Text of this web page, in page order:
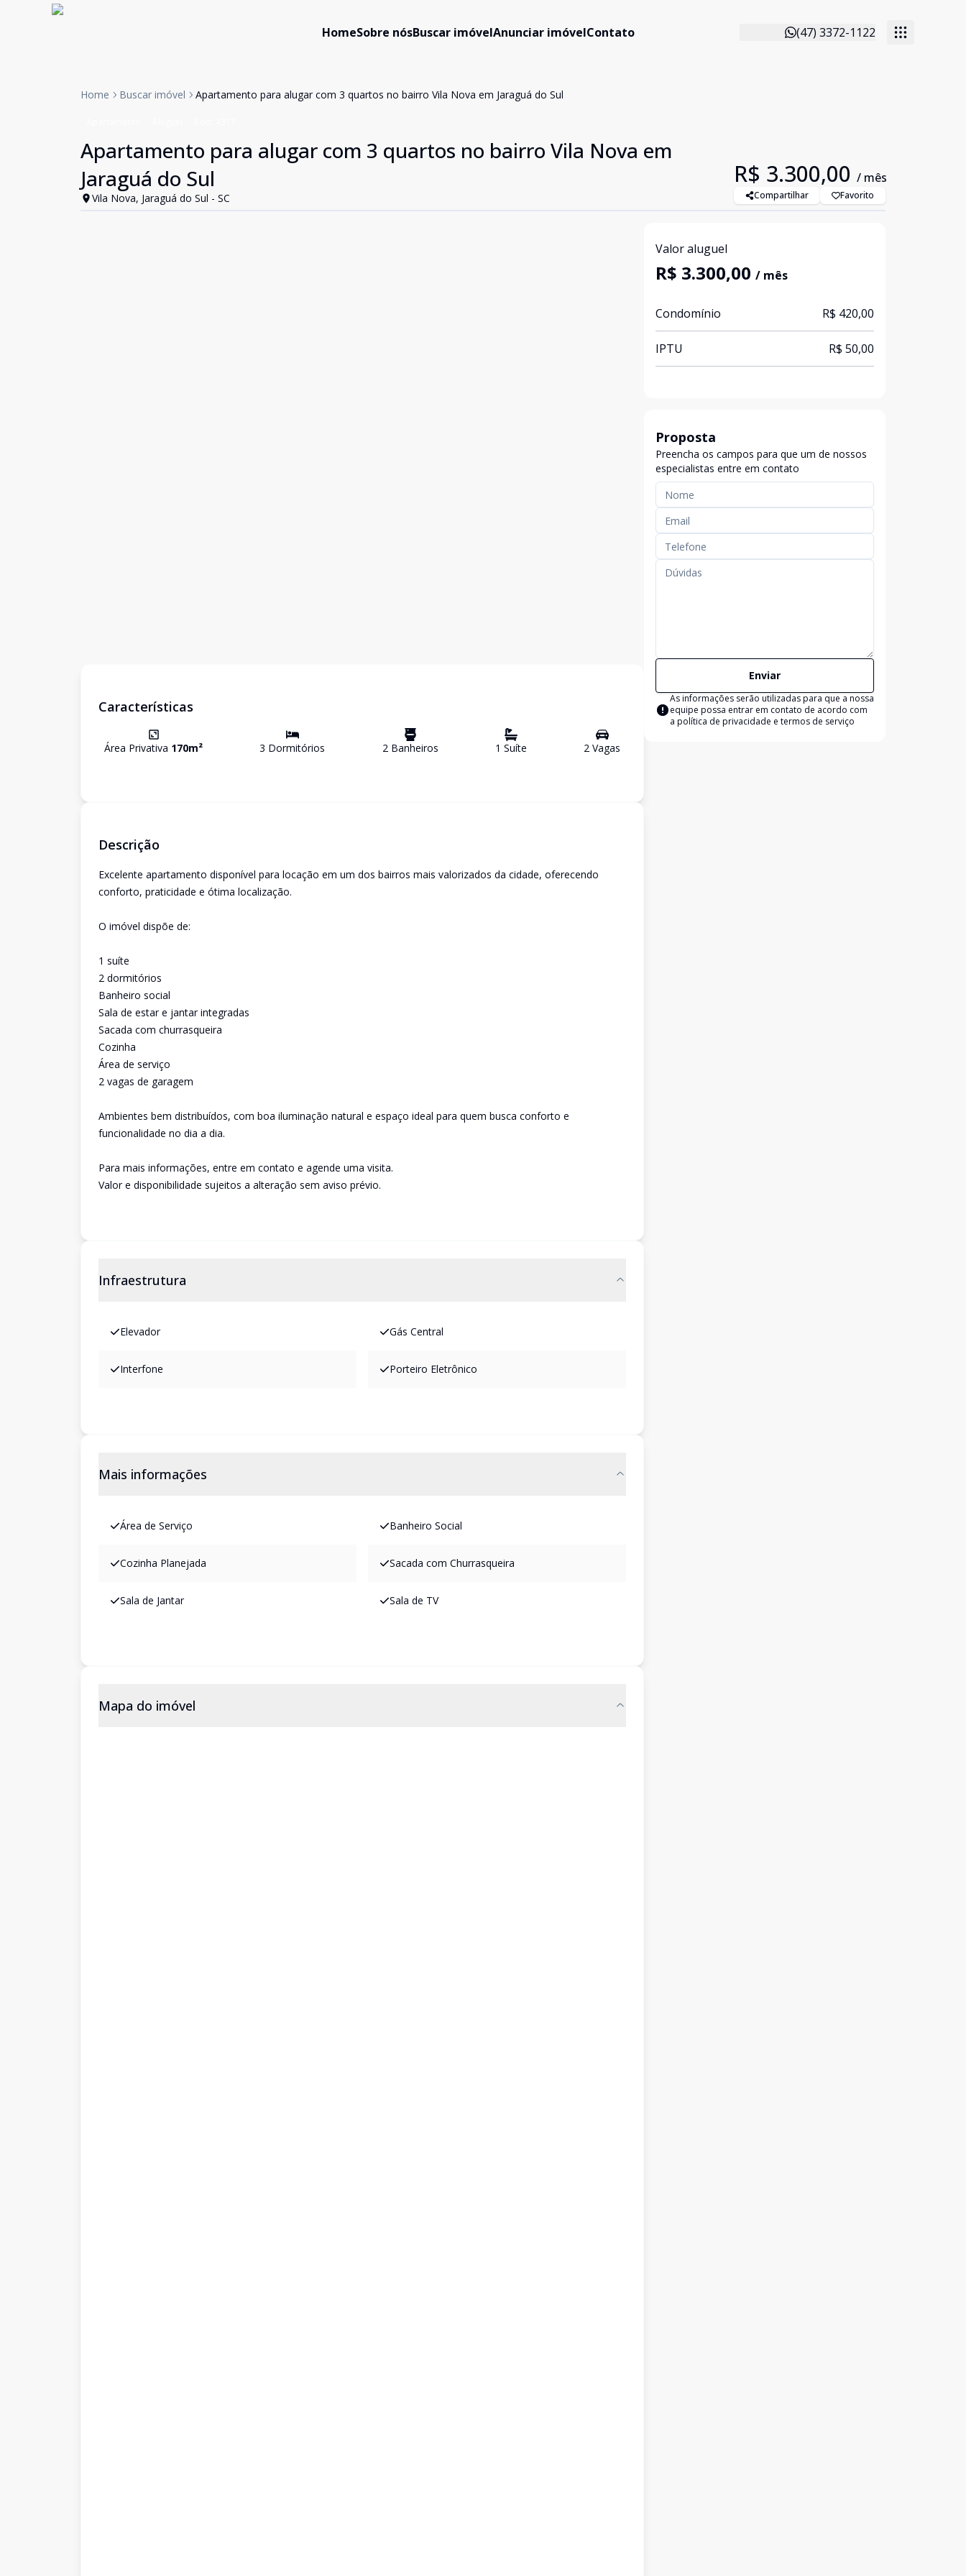
HomeSobre nósBuscar imóvelAnunciar imóvelContato (47) 3372-1122
Home Buscar imóvel Apartamento para alugar com 3 quartos no bairro Vila Nova em Jaraguá do Sul
Apartamento para alugar com 3 quartos no bairro Vila Nova em
Jaraguá do Sul
Vila Nova, Jaraguá do Sul - SC
R$ 3.300,00 / mês
Compartilhar Favorito
Características
Área Privativa 170m² 3 Dormitórios 2Banheiros 1 Suíte 2 Vagas
Descrição
Excelente apartamento disponível para locação em um dos bairros mais valorizados da cidade, oferecendo
conforto, praticidade e ótima localização.
O imóvel dispõe de:
1 suíte
2 dormitórios
Banheiro social
Sala de estar e jantar integradas
Sacada com churrasqueira
Cozinha
Área de serviço
2 vagas de garagem
Ambientes bem distribuídos, com boa iluminação natural e espaço ideal para quem busca conforto e
funcionalidade no dia a dia.
Para mais informações, entre em contato e agende uma visita.
Valor e disponibilidade sujeitos a alteração sem aviso prévio.
Infraestrutura
Elevador Gás Central
Interfone Porteiro Eletrônico
Mais informações
Área de Serviço Banheiro Social
Cozinha Planejada Sacada com Churrasqueira
Sala de Jantar Sala de TV
Mapa do imóvel
Valor aluguel
R$ 3.300,00 / mês
Condomínio R$ 420,00
IPTU R$ 50,00
Proposta
Preencha os campos para que um de nossos
especialistas entre em contato
Enviar
As informações serão utilizadas para que a nossa
equipe possa entrar em contato de acordo com
a política de privacidade e termos de serviço